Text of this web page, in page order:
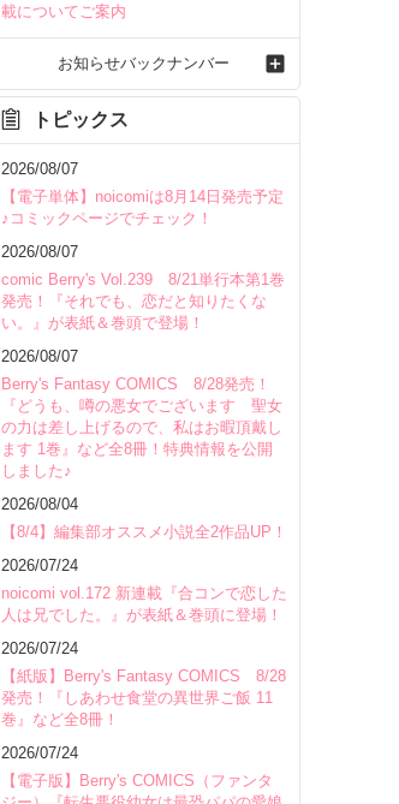
載についてご案内
お知らせバックナンバー
トピックス
2026/08/07
【電子単体】noicomiは8月14日発売予定
♪コミックページでチェック！
2026/08/07
comic Berry's Vol.239 8/21単行本第1巻
発売！『それでも、恋だと知りたくな
い。』が表紙＆巻頭で登場！
2026/08/07
Berry's Fantasy COMICS 8/28発売！
『どうも、噂の悪女でございます 聖女
の力は差し上げるので、私はお暇頂戴し
ます 1巻』など全8冊！特典情報を公開
しました♪
2026/08/04
【8/4】編集部オススメ小説全2作品UP！
2026/07/24
noicomi vol.172 新連載『合コンで恋した
人は兄でした。』が表紙＆巻頭に登場！
2026/07/24
【紙版】Berry's Fantasy COMICS 8/28
発売！『しあわせ食堂の異世界ご飯 11
巻』など全8冊！
2026/07/24
【電子版】Berry's COMICS（ファンタ